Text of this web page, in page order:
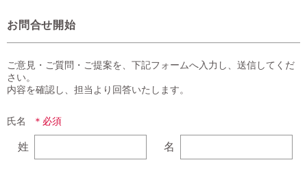
お問合せ開始
ご意見・ご質問・ご提案を、下記フォームへ入力し、送信してくだ
さい。
内容を確認し、担当より回答いたします。
氏名
姓 名